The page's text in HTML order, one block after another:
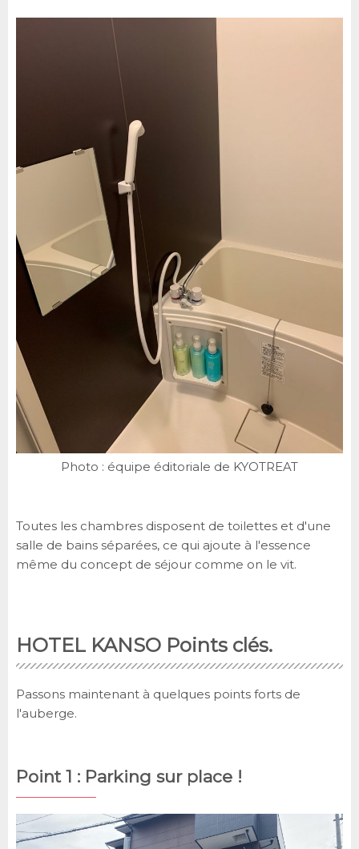
Photo : équipe éditoriale de KYOTREAT
Toutes les chambres disposent de toilettes et d'une
salle de bains séparées, ce qui ajoute à l'essence
même du concept de séjour comme on le vit.
HOTEL KANSO Points clés.
Passons maintenant à quelques points forts de
l'auberge.
Point 1 : Parking sur place !